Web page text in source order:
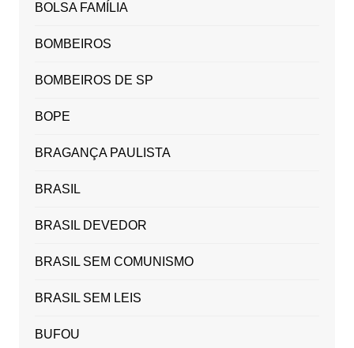
BOLSA FAMÍLIA
BOMBEIROS
BOMBEIROS DE SP
BOPE
BRAGANÇA PAULISTA
BRASIL
BRASIL DEVEDOR
BRASIL SEM COMUNISMO
BRASIL SEM LEIS
BUFOU